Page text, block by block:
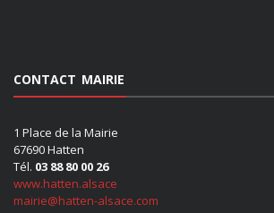
CONTACT MAIRIE
1 Place de la Mairie
67690 Hatten
Tél. 03 88 80 00 26
www.hatten.alsace
mairie@hatten-alsace.com